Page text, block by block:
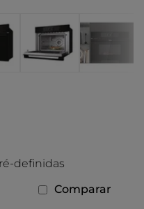
definidas
Comparar